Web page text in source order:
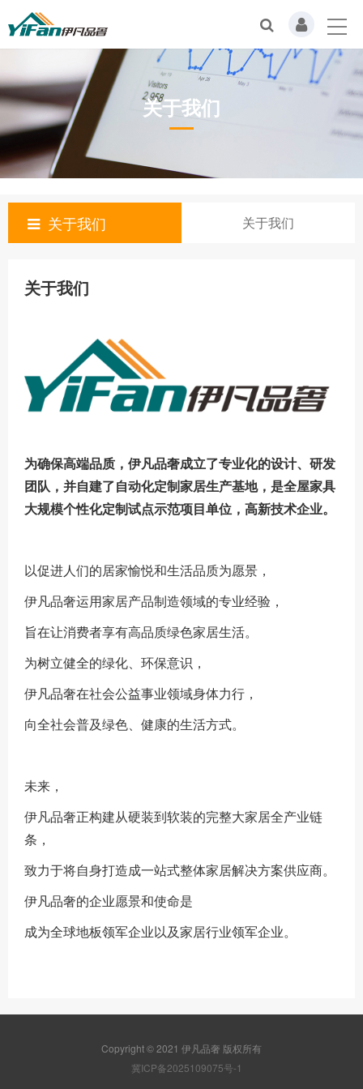
关于我们
关于我们 关于我们
关于我们
为确保高端品质，伊凡品奢成立了专业化的设计、研发
团队，并自建了自动化定制家居生产基地，是全屋家具
大规模个性化定制试点示范项目单位，高新技术企业。
以促进人们的居家愉悦和生活品质为愿景，
伊凡品奢运用家居产品制造领域的专业经验，
旨在让消费者享有高品质绿色家居生活。
为树立健全的绿化、环保意识，
伊凡品奢在社会公益事业领域身体力行，
向全社会普及绿色、健康的生活方式。
未来，
伊凡品奢正构建从硬装到软装的完整大家居全产业链
条，
致力于将自身打造成一站式整体家居解决方案供应商。
伊凡品奢的企业愿景和使命是
成为全球地板领军企业以及家居行业领军企业。
Copyright © 2021 伊凡品奢 版权所有
冀ICP备2025109075号-1